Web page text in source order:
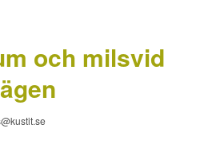
och milsvid